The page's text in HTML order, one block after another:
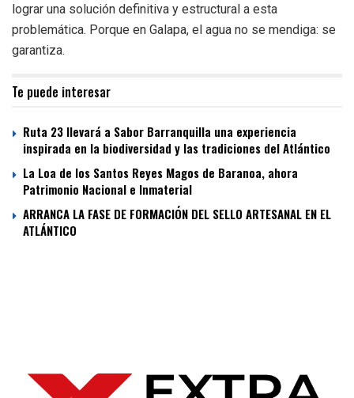
lograr una solución definitiva y estructural a esta
problemática. Porque en Galapa, el agua no se mendiga: se
garantiza.
Te puede interesar
Ruta 23 llevará a Sabor Barranquilla una experiencia
inspirada en la biodiversidad y las tradiciones del Atlántico
La Loa de los Santos Reyes Magos de Baranoa, ahora
Patrimonio Nacional e Inmaterial
ARRANCA LA FASE DE FORMACIÓN DEL SELLO ARTESANAL EN EL
ATLÁNTICO